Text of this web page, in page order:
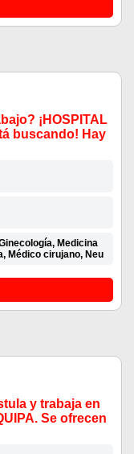
¡HOSPITAL
buscando! Hay
Medicina
Médico cirujano, Neu
y trabaja en
Se ofrecen